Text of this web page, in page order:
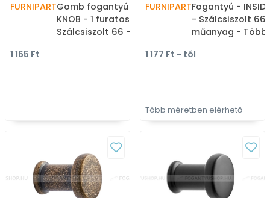
FURNIPARTGomb fogantyú - GATE
KNOB - 1 furatos -
Szálcsiszolt 66 - Zamak
1 165 Ft
FURNIPARTFogantyú - INSIDE
- Szálcsiszolt 66
műanyag - Több
bútorfogantyú
1 177 Ft - tól
Több méretben elérhető